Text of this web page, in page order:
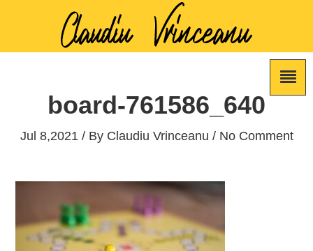
board-761586_640
Jul 8,2021 / By Claudiu Vrinceanu / No Comment